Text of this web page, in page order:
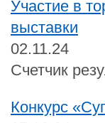
Участие в
выставки
02.11.24
Счетчик
Конкурс